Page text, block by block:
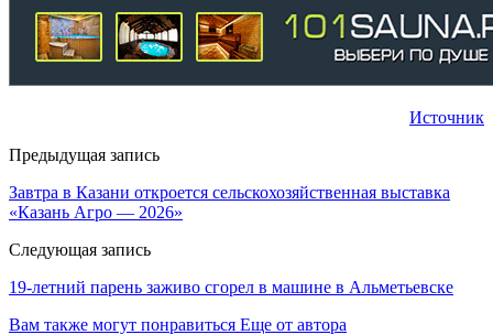
Источник
Предыдущая запись
Завтра в Казани откроется сельскохозяйственная выставка
«Казань Агро — 2026»
Следующая запись
19-летний парень заживо сгорел в машине в Альметьевске
Вам также могут понравиться Еще от автора